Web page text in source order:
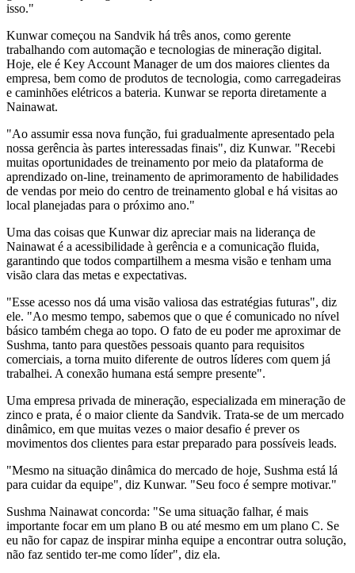
isso."
Kunwar começou na Sandvik há três anos, como gerente
trabalhando com automação e tecnologias de mineração digital.
Hoje, ele é Key Account Manager de um dos maiores clientes da
empresa, bem como de produtos de tecnologia, como carregadeiras
e caminhões elétricos a bateria. Kunwar se reporta diretamente a
Nainawat.
"Ao assumir essa nova função, fui gradualmente apresentado pela
nossa gerência às partes interessadas finais", diz Kunwar. "Recebi
muitas oportunidades de treinamento por meio da plataforma de
aprendizado on-line, treinamento de aprimoramento de habilidades
de vendas por meio do centro de treinamento global e há visitas ao
local planejadas para o próximo ano."
Uma das coisas que Kunwar diz apreciar mais na liderança de
Nainawat é a acessibilidade à gerência e a comunicação fluida,
garantindo que todos compartilhem a mesma visão e tenham uma
visão clara das metas e expectativas.
"Esse acesso nos dá uma visão valiosa das estratégias futuras", diz
ele. "Ao mesmo tempo, sabemos que o que é comunicado no nível
básico também chega ao topo. O fato de eu poder me aproximar de
Sushma, tanto para questões pessoais quanto para requisitos
comerciais, a torna muito diferente de outros líderes com quem já
trabalhei. A conexão humana está sempre presente".
Uma empresa privada de mineração, especializada em mineração de
zinco e prata, é o maior cliente da Sandvik. Trata-se de um mercado
dinâmico, em que muitas vezes o maior desafio é prever os
movimentos dos clientes para estar preparado para possíveis leads.
"Mesmo na situação dinâmica do mercado de hoje, Sushma está lá
para cuidar da equipe", diz Kunwar. "Seu foco é sempre motivar."
Sushma Nainawat concorda: "Se uma situação falhar, é mais
importante focar em um plano B ou até mesmo em um plano C. Se
eu não for capaz de inspirar minha equipe a encontrar outra solução,
não faz sentido ter-me como líder", diz ela.